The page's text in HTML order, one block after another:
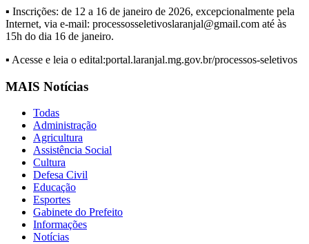
▪️ Inscrições: de 12 a 16 de janeiro de 2026, excepcionalmente pela
Internet, via e-mail: processosseletivoslaranjal@gmail.com até às
15h do dia 16 de janeiro.
▪️ Acesse e leia o edital:portal.laranjal.mg.gov.br/processos-seletivos
MAIS Notícias
Todas
Administração
Agricultura
Assistência Social
Cultura
Defesa Civil
Educação
Esportes
Gabinete do Prefeito
Informações
Notícias